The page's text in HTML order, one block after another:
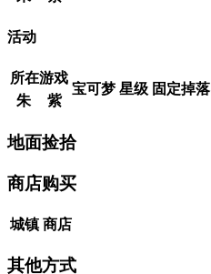
活动
所在游戏
宝可梦 星级 固定掉落
朱
紫
地面捡拾
商店购买
城镇 商店
其他方式